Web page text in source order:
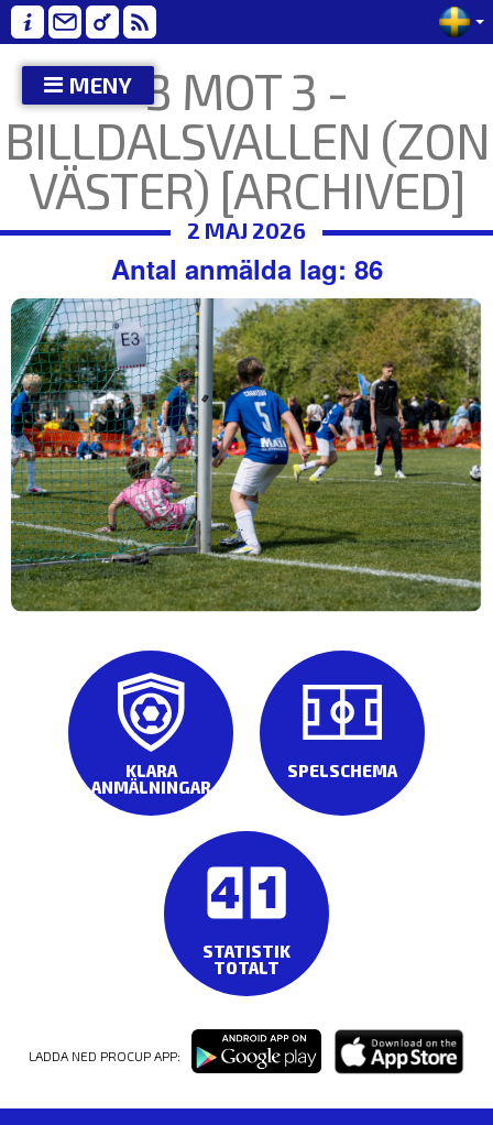
3 MOT 3 -
BILLDALSVALLEN (ZON
VÄSTER) [ARCHIVED]
2 MAJ 2026
Antal anmälda lag: 86
KLARA
ANMÄLNINGAR
SPELSCHEMA
STATISTIK
TOTALT
LADDA NED PROCUP APP:
MENY